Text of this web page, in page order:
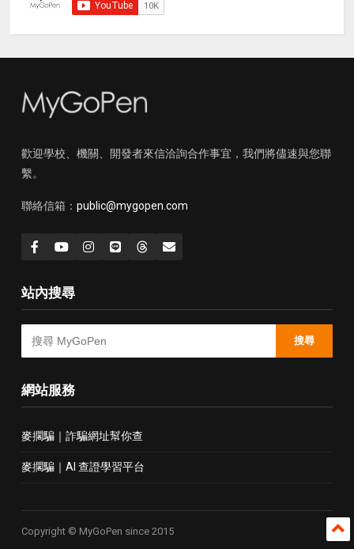
歡迎學校、機關、開發者來信洽詢合作事宜，我們將儘速與您聯
繫。
聯絡信箱： public@mygopen.com
站內搜尋
搜尋
網站服務
麥擱騙｜詐騙網址幫你查
麥擱騙｜AI 查證學習平台
Copyright © MyGoPen since 2015